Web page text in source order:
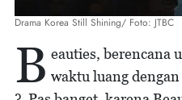
Drama Korea Still Shining/ Foto: JTBC
B eauties, berencana
waktu luang